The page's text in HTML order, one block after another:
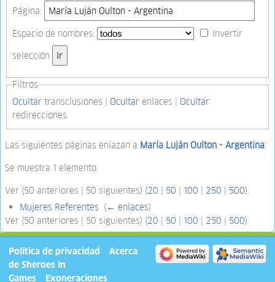
Página:
Espacio de nombres:
Invertir
selección
Filtros
Ocultar transclusiones | Ocultar enlaces | Ocultar
redirecciones
Las siguientes páginas enlazan a María Luján Oulton - Argentina:
Se muestra 1 elemento.
Ver (50 anteriores | 50 siguientes) (20 50 100 250 500).
Mujeres Referentes (← enlaces)
Ver (50 anteriores | 50 siguientes) (20 | 50 | 100 | 250 | 500).
Política de privacidad
Acerca
de Sheroes in
Games
Exoneraciones